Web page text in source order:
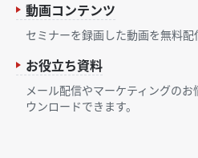
動画コンテンツ
セミナーを録画した動画を無料配
お役立ち資料
メール配信やマーケティングの
ウンロードできます。